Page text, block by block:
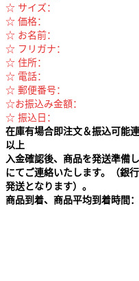
☆ サイズ：
☆ 価格：
☆ お名前：
☆ フリガナ：
☆ 住所：
☆ 電話：
☆ 郵便番号：
☆お振込み金額：
☆ 振込日：
在庫有場合即注文＆振込可能連
以上
入金確認後、商品を発送準備
にてご連絡いたします。（銀
発送となります）。
商品到着、商品平均到着時間：